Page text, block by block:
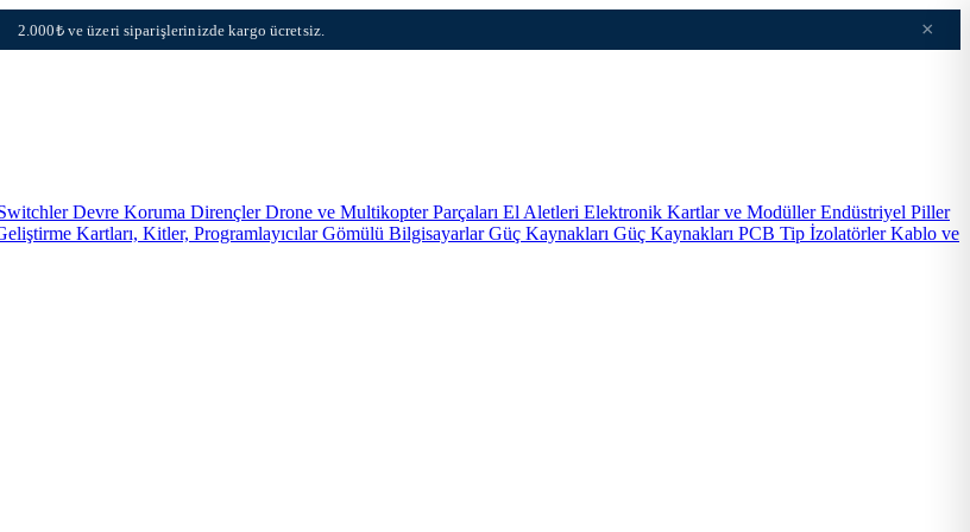
2.000₺ ve üzeri siparişlerinizde kargo ücretsiz. ×
Devre Koruma DirençlerDrone ve Multikopter Parçaları El Aletleri Elektronik Kartlar ve ModüllerEndüstriyel Piller
Kartları, Kitler, ProgramlayıcılarGömülü BilgisayarlarGüç Kaynakları Güç Kaynakları PCB Tip İzolatörlerKablo ve